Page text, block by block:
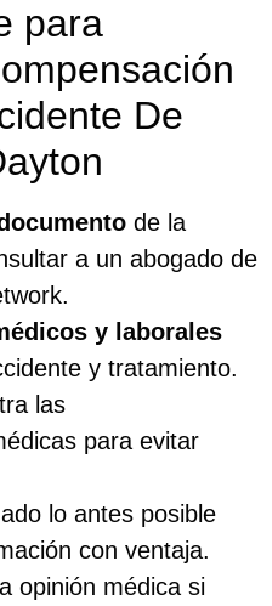
para
De
de la
a un abogado de
y laborales
y tratamiento.
las
para evitar
lo antes posible
con ventaja.
opinión médica si